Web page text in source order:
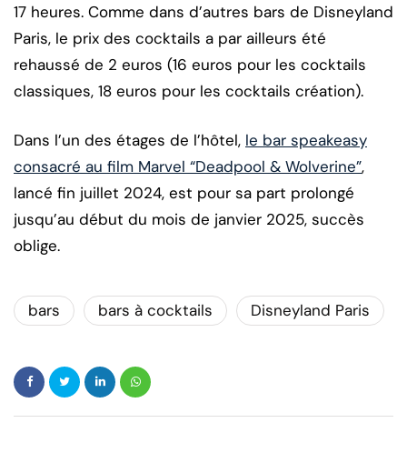
17 heures. Comme dans d’autres bars de Disneyland
Paris, le prix des cocktails a par ailleurs été
rehaussé de 2 euros (16 euros pour les cocktails
classiques, 18 euros pour les cocktails création).
Dans l’un des étages de l’hôtel, le bar speakeasy
consacré au film Marvel “Deadpool & Wolverine”,
lancé fin juillet 2024, est pour sa part prolongé
jusqu’au début du mois de janvier 2025, succès
oblige.
bars bars à cocktails Disneyland Paris